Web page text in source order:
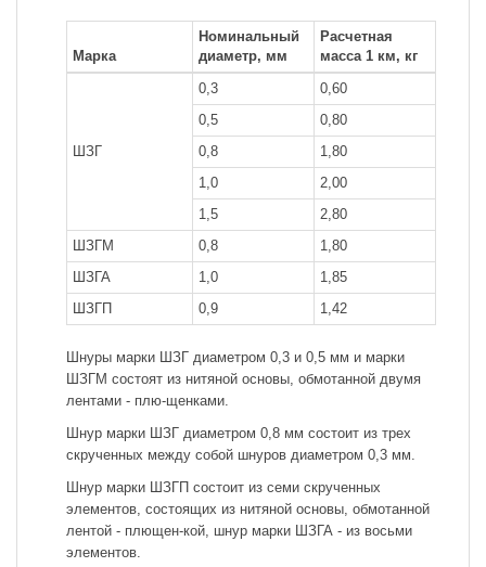
Марка
Номинальный
диаметр, мм
Расчетная
масса 1 км, кг
ШЗГ
0,3
0,60
0,5
0,80
0,8
1,80
1,0
2,00
1,5
2,80
ШЗГМ
0,8
1,80
ШЗГА
1,0
1,85
ШЗГП
0,9 1,42
Шнуры марки ШЗГ диаметром 0,3 и 0,5 мм и марки
ШЗГМ состоят из нитяной основы, обмотанной двумя
лентами - плю-щенками.
Шнур марки ШЗГ диаметром 0,8 мм состоит из трех
скрученных между собой шнуров диаметром 0,3 мм.
Шнур марки ШЗГП состоит из семи скрученных
элементов, состоящих из нитяной основы, обмотанной
лентой - плющен-кой, шнур марки ШЗГА - из восьми
элементов.